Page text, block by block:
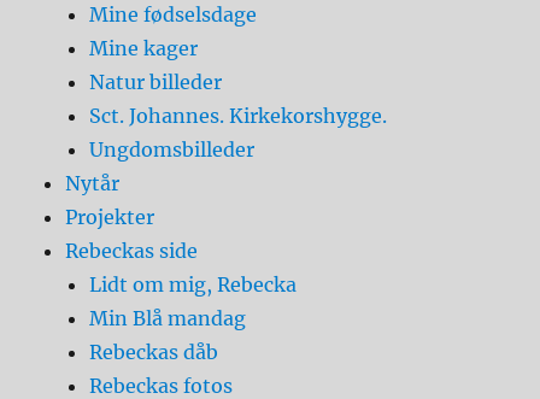
Mine fødselsdage
Mine kager
Natur billeder
Sct. Johannes. Kirkekorshygge.
Ungdomsbilleder
Nytår
Projekter
Rebeckas side
Lidt om mig, Rebecka
Min Blå mandag
Rebeckas dåb
Rebeckas fotos